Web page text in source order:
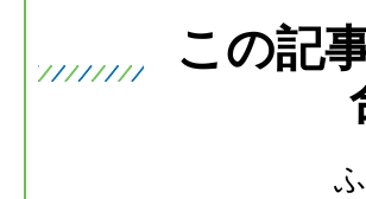
この記